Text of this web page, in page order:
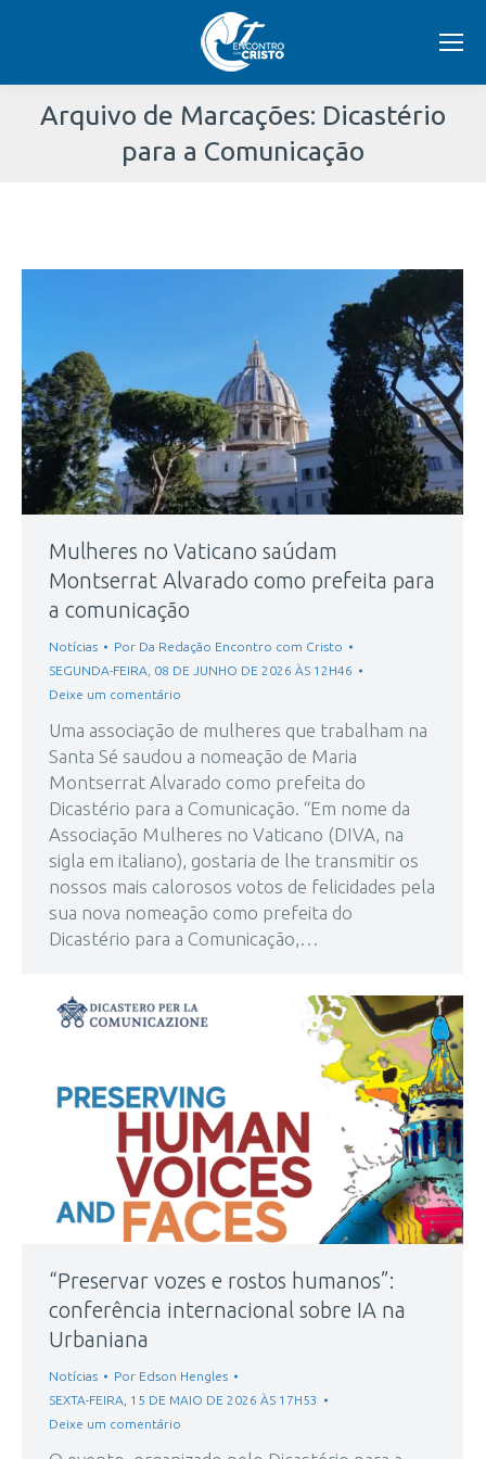
Arquivo de Marcações: Dicastério
para a Comunicação
aqui:
Mulheres no Vaticano saúdam
Montserrat Alvarado como prefeita para
a comunicação
Notícias Por Da Redação Encontro com Cristo
SEGUNDA-FEIRA, 08 DE JUNHO DE 2026 ÀS 12H46
Deixe um comentário
Uma associação de mulheres que trabalham na
Santa Sé saudou a nomeação de Maria
Montserrat Alvarado como prefeita do
Dicastério para a Comunicação. “Em nome da
Associação Mulheres no Vaticano (DIVA, na
sigla em italiano), gostaria de lhe transmitir os
nossos mais calorosos votos de felicidades pela
sua nova nomeação como prefeita do
Dicastério para a Comunicação,…
“Preservar vozes e rostos humanos”:
conferência internacional sobre IA na
Urbaniana
Notícias Por Edson Hengles
SEXTA-FEIRA, 15 DE MAIO DE 2026 ÀS 17H53
Deixe um comentário